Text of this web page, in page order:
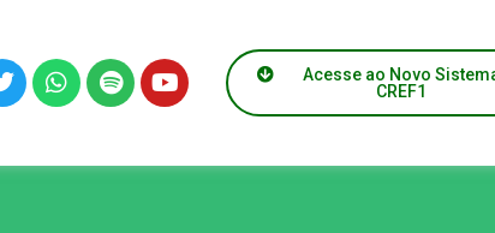
Acesse ao Novo
CREF1